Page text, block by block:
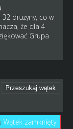
drużyny, co w
że dla 4
Grupa
Wątek zamknięty